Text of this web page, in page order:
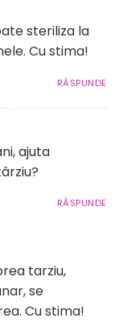
steriliza la
Cu stima!
RĂSPUNDE
ajuta
RĂSPUNDE
tarziu,
se
Cu stima!